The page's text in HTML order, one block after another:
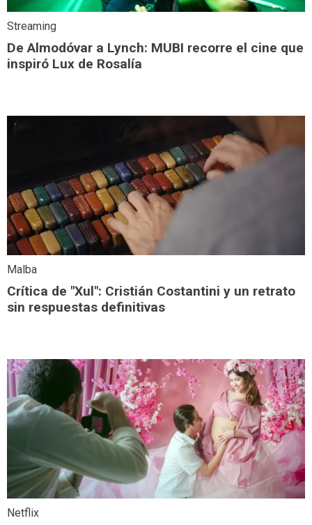
Streaming
De Almodóvar a Lynch: MUBI recorre el cine que
inspiró Lux de Rosalía
Malba
Crítica de "Xul": Cristián Costantini y un retrato
sin respuestas definitivas
Netflix